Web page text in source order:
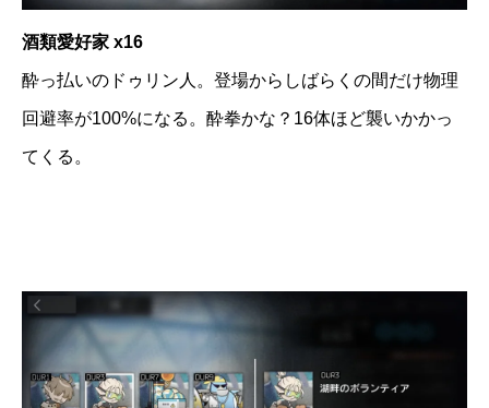
酒類愛好家 x16
酔っ払いのドゥリン人。登場からしばらくの間だけ物理
回避率が100%になる。酔拳かな？16体ほど襲いかかっ
てくる。